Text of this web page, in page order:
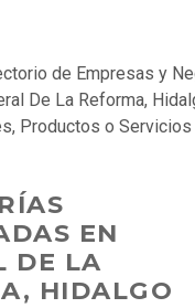
de Empresas y
De La Reforma,
Productos o Servicios
EN
DE LA
HIDALGO